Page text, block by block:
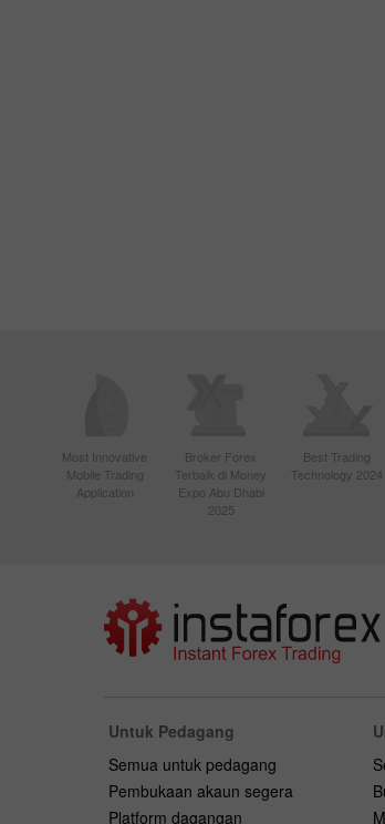
Most Innovative
Mobile Trading
Application
Broker Forex
Terbaik di Money
Expo Abu Dhabi
2025
Best Trading
Technology 2024
Untuk Pedagang
Semua untuk pedagang
Pembukaan akaun segera
Platform dagangan